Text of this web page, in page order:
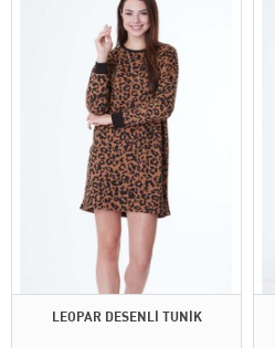
LEOPAR DESENLİ TUNİK